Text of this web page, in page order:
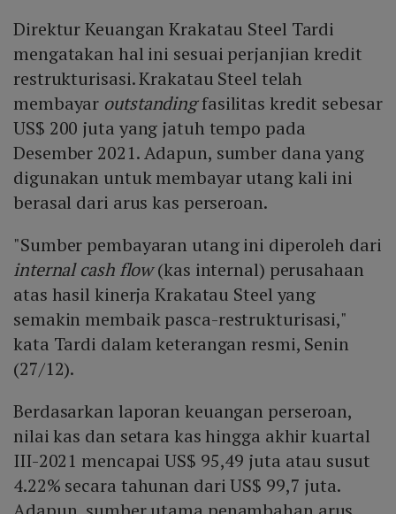
Direktur Keuangan Krakatau Steel Tardi
mengatakan hal ini sesuai perjanjian kredit
restrukturisasi. Krakatau Steel telah
membayar outstandingfasilitas kredit sebesar
US$ 200 juta yang jatuh tempo pada
Desember 2021. Adapun, sumber dana yang
digunakan untuk membayar utang kali ini
berasal dari arus kas perseroan.
"Sumber pembayaran utang ini diperoleh dari
internal cash flow(kas internal) perusahaan
atas hasil kinerja Krakatau Steel yang
semakin membaik pasca-restrukturisasi,"
kata Tardi dalam keterangan resmi, Senin
(27/12).
Berdasarkan laporan keuangan perseroan,
nilai kas dan setara kas hingga akhir kuartal
III-2021 mencapai US$ 95,49 juta atau susut
4.22% secara tahunan dari US$ 99,7 juta.